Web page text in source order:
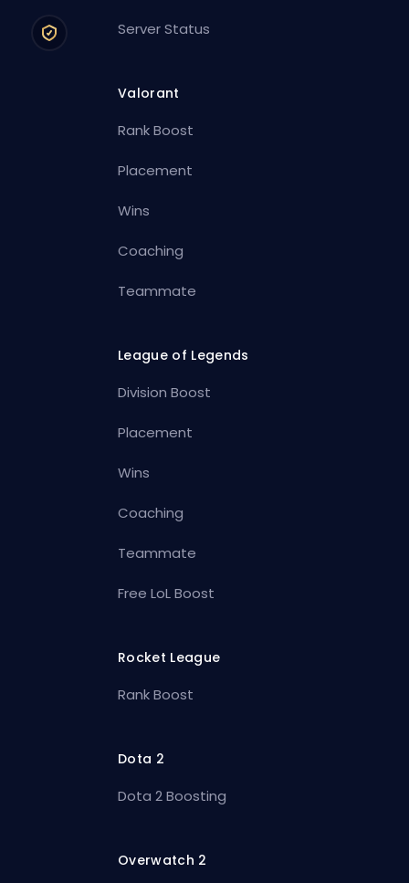
Server Status
Valorant
Rank Boost
Placement
Wins
Coaching
Teammate
League of Legends
Division Boost
Placement
Wins
Coaching
Teammate
Free LoL Boost
Rocket League
Rank Boost
Dota 2
Dota 2 Boosting
Overwatch 2